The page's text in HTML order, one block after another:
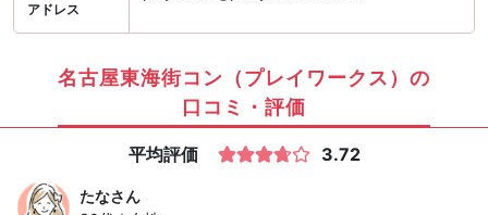
アドレス
名古屋東海街コン（プレイワークス）の
口コミ・評価
平均評価 3.72
たなさん